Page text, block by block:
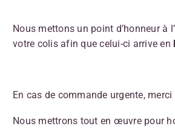
Nous mettons un point d’honneur à
votre colis afin que celui-ci arrive en
En cas de commande urgente,
Nous mettrons tout en œuvre pour